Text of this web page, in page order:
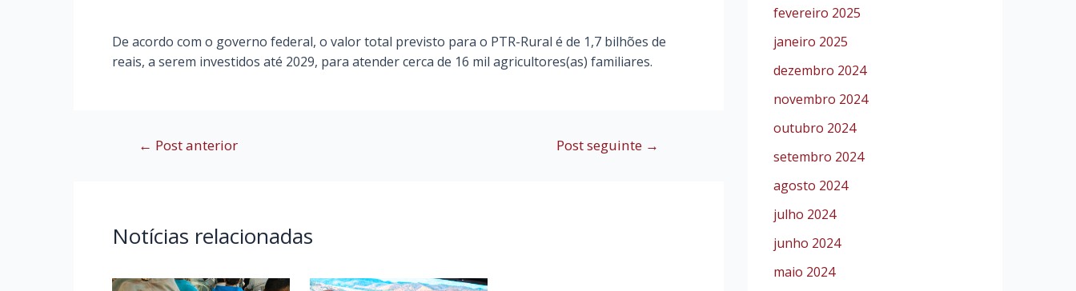
De acordo com o governo federal, o valor total previsto para o PTR-Rural é de 1,7 bilhões de
reais, a serem investidos até 2029, para atender cerca de 16 mil agricultores(as) familiares.
Navegação
← Post anterior Post seguinte →
Notícias relacionadas
fevereiro 2025
janeiro 2025
dezembro 2024
novembro 2024
outubro 2024
setembro 2024
agosto 2024
julho 2024
junho 2024
maio 2024